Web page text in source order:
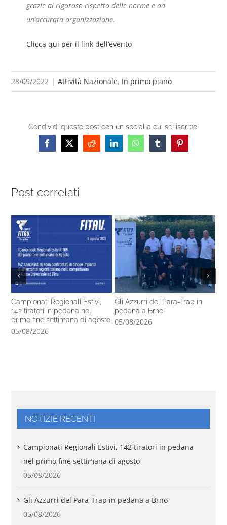
grazie al rigoroso rispetto delle norme e ad
un’accurata organizzazione.
Clicca qui per il link dell’evento
28/09/2022 | Attività Nazionale, In primo piano
Condividi questo post con un social a cui sei iscritto!
Facebook
X RedditLinkedInWhatsAppTumblrPinterest
Post correlati
Campionati Regionali Estivi,
142 tiratori in pedana nel
primo fine settimana di agosto
05/08/2026
Gli Azzurri del Para-Trap in
pedana a Brno
05/08/2026
NOTIZIE RECENTI
Campionati Regionali Estivi, 142 tiratori in pedana
nel primo fine settimana di agosto
05/08/2026
Gli Azzurri del Para-Trap in pedana a Brno
05/08/2026